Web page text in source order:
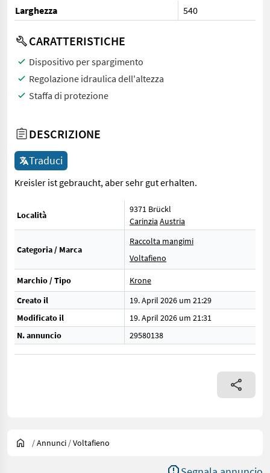
Larghezza 540
CARATTERISTICHE
Dispositivo per spargimento
Regolazione idraulica dell'altezza
Staffa di protezione
DESCRIZIONE
Traduci
Kreisler ist gebraucht, aber sehr gut erhalten.
Località
9371 Brückl
Carinzia Austria
Categoria / Marca
Raccolta mangimi
Voltafieno
Marchio / Tipo
Krone
Creato il
19. April 2026 um 21:29
Modificato il
19. April 2026 um 21:31
N. annuncio
29580138
/Annunci /Voltafieno